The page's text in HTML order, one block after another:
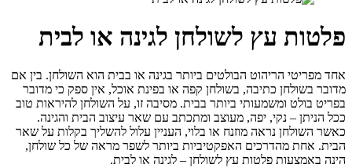
פלטות עץ לשולחן לגינה או לבית
אחד מפריטי הריהוט הבולטים ביותר בגינה או בבית הוא השולחן. בין אם
מדובר בשולחן כתיבה, בשולחן קפה או בפינת אוכל, אין ספק כי מדובר
בפריט בולט ומשמעותי ביותר בבית. מסיבה זו, על השולחן להיראות טוב
ככל הניתן – נקי, יפה, מעוצב ומתכתב עם שאר עיצוב הבית והגינה.
כאשר השולחן נראה מוזנח או בלוי, העניין עלול להשליך בקלות על שאר
הבית. אחת מהדרכים האפקטיביות ביותר לשפר מראה של כל שולחן,
הינה באמצעות פלטות עץ לשולחן – לגינה או לבית.